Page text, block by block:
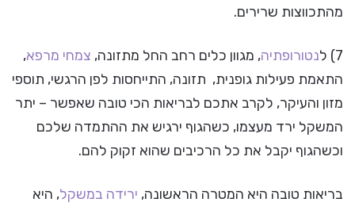
מהתכווצות שרירים.
7) ל נטורופתיה, מגוון כלים רחב החל מתזונה, צמחי מרפא,
התאמת פעילות גופנית, תזונה, התייחסות לפן הרגשי, תוספי
מזון והעיקר, לקרב אתכם לבריאות הכי טובה שאפשר – יתר
המשקל ירד מעצמו, כשהגוף ירגיש את ההתמדה שלכם
וכשהגוף יקבל את כל הרכיבים שהוא זקוק להם.
בריאות טובה היא המטרה הראשונה, ירידה במשקל, היא